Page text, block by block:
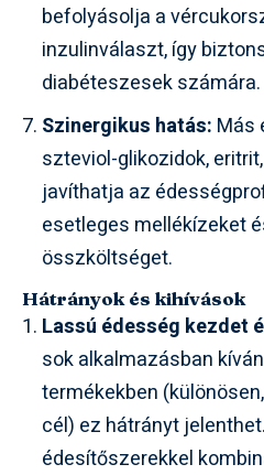
befolyásolja a
inzulinválaszt, így
diabéteszesek számára.
Szinergikus hatás: Más
szteviol-glikozidok,
javíthatja az
esetleges mellékízeket
összköltséget.
Hátrányok és kihívások
Lassú édesség kezdet
sok alkalmazásban
termékekben
cél) ez hátrányt
édesítőszerekkel